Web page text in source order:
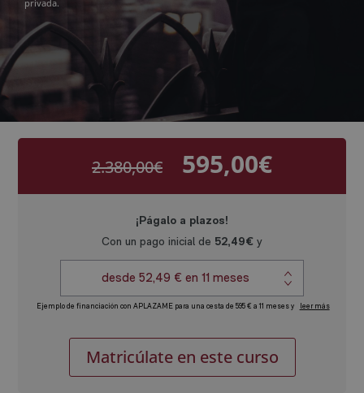
privada.
2.380,00€
era:
2.380,00€.
595,00€El
deMatricúlate en este curso